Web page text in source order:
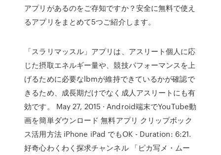
アプリがあるのをご存知ですか？安全に無料で使え
るアプリをまとめて5つご紹介します。
「スラリマッスル」アプリは、アスリート個人に応
じた摂取エネルギー量や、競技パフォーマンスを上
げるために必要なlbmが維持できているかが確認で
きるため、成長期だけでなく成人アスリートにも有
効です。 May 27, 2015 · Android端末でYouTube動
画を簡単ダウンロード 無料アプリ クリップボック
ス活用方法 iPhone iPad でもOK - Duration: 6:21.
好奇心わくわく探求チャンネル 「ピカ写メ・ムー